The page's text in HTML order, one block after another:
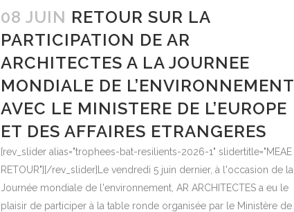
08 JUIN RETOUR SUR LA
PARTICIPATION DE AR
ARCHITECTES A LA JOURNEE
MONDIALE DE L’ENVIRONNEMENT
AVEC LE MINISTERE DE L’EUROPE
ET DES AFFAIRES ETRANGERES
[rev_slider alias="trophees-bat-resilients-2026-1" slidertitle="MEAE
RETOUR"][/rev_slider]Le vendredi 5 juin dernier, à l'occasion de la
Journée mondiale de l'environnement, AR ARCHITECTES a eu le
plaisir de participer à la table ronde organisée par le Ministère de